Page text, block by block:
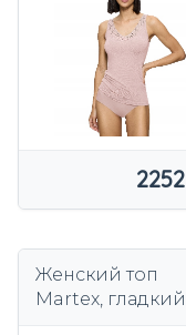
2252
Женский топ
Martex, гладкий